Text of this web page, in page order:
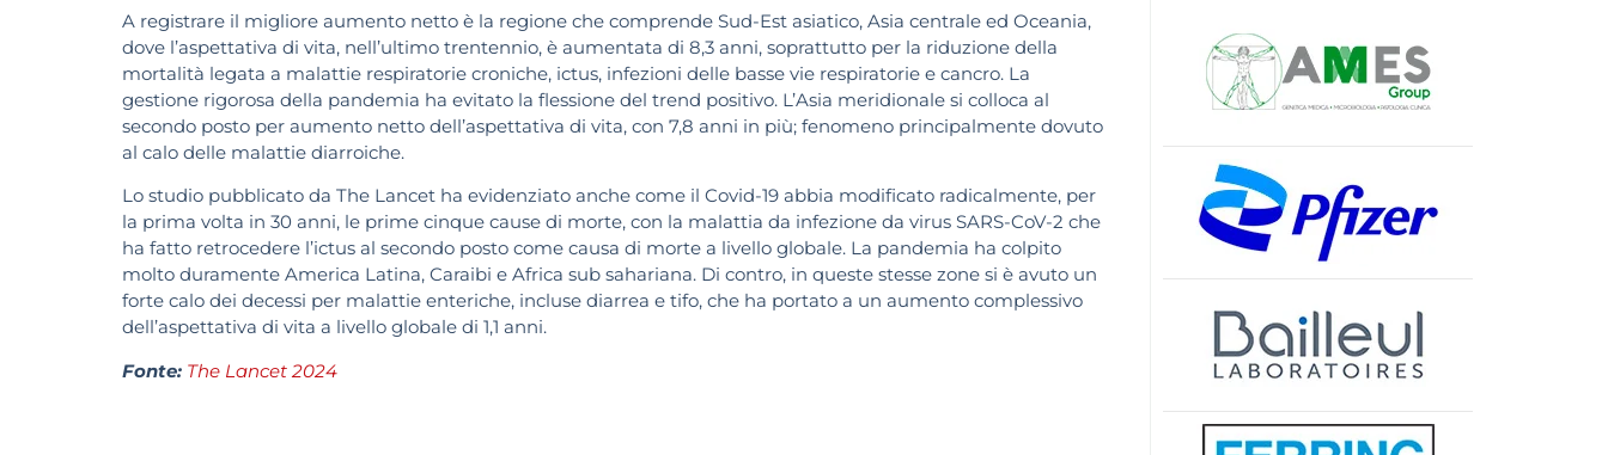
A registrare il migliore aumento netto è la regione che comprende Sud-Est asiatico, Asia centrale ed Oceania,
dove l’aspettativa di vita, nell’ultimo trentennio, è aumentata di 8,3 anni, soprattutto per la riduzione della
mortalità legata a malattie respiratorie croniche, ictus, infezioni delle basse vie respiratorie e cancro. La
gestione rigorosa della pandemia ha evitato la flessione del trend positivo. L’Asia meridionale si colloca al
secondo posto per aumento netto dell’aspettativa di vita, con 7,8 anni in più; fenomeno principalmente dovuto
al calo delle malattie diarroiche.
Lo studio pubblicato da The Lancet ha evidenziato anche come il Covid-19 abbia modificato radicalmente, per
la prima volta in 30 anni, le prime cinque cause di morte, con la malattia da infezione da virus SARS-CoV-2 che
ha fatto retrocedere l’ictus al secondo posto come causa di morte a livello globale. La pandemia ha colpito
molto duramente America Latina, Caraibi e Africa sub sahariana. Di contro, in queste stesse zone si è avuto un
forte calo dei decessi per malattie enteriche, incluse diarrea e tifo, che ha portato a un aumento complessivo
dell’aspettativa di vita a livello globale di 1,1 anni.
Fonte: The Lancet 2024